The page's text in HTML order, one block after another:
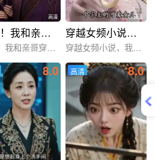
高清
离谱！我和亲哥穿越绑定相反任务
离谱！我和亲哥穿越绑定相
高清
穿越女频小说，我西格玛男人摊牌了！第一季
穿越女频小说，我西格玛男
8.0 8.0
高清
高清